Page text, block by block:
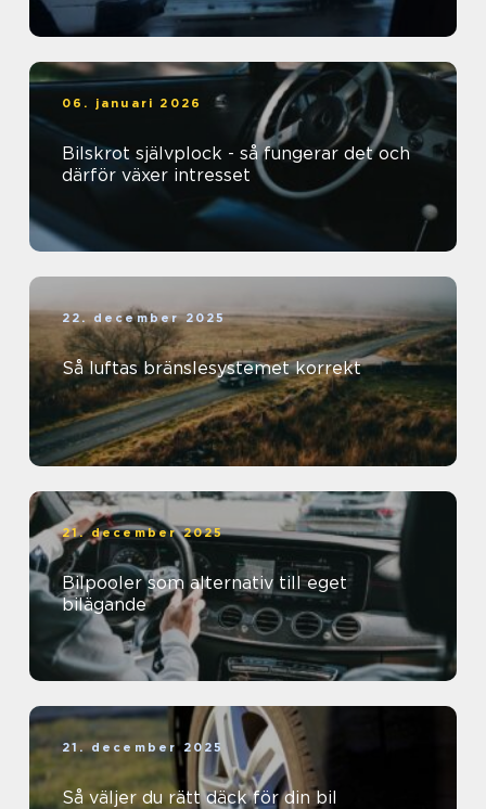
06. januari 2026
Bilskrot självplock - så fungerar det och
därför växer intresset
22. december 2025
Så luftas bränslesystemet korrekt
21. december 2025
Bilpooler som alternativ till eget
bilägande
21. december 2025
Så väljer du rätt däck för din bil